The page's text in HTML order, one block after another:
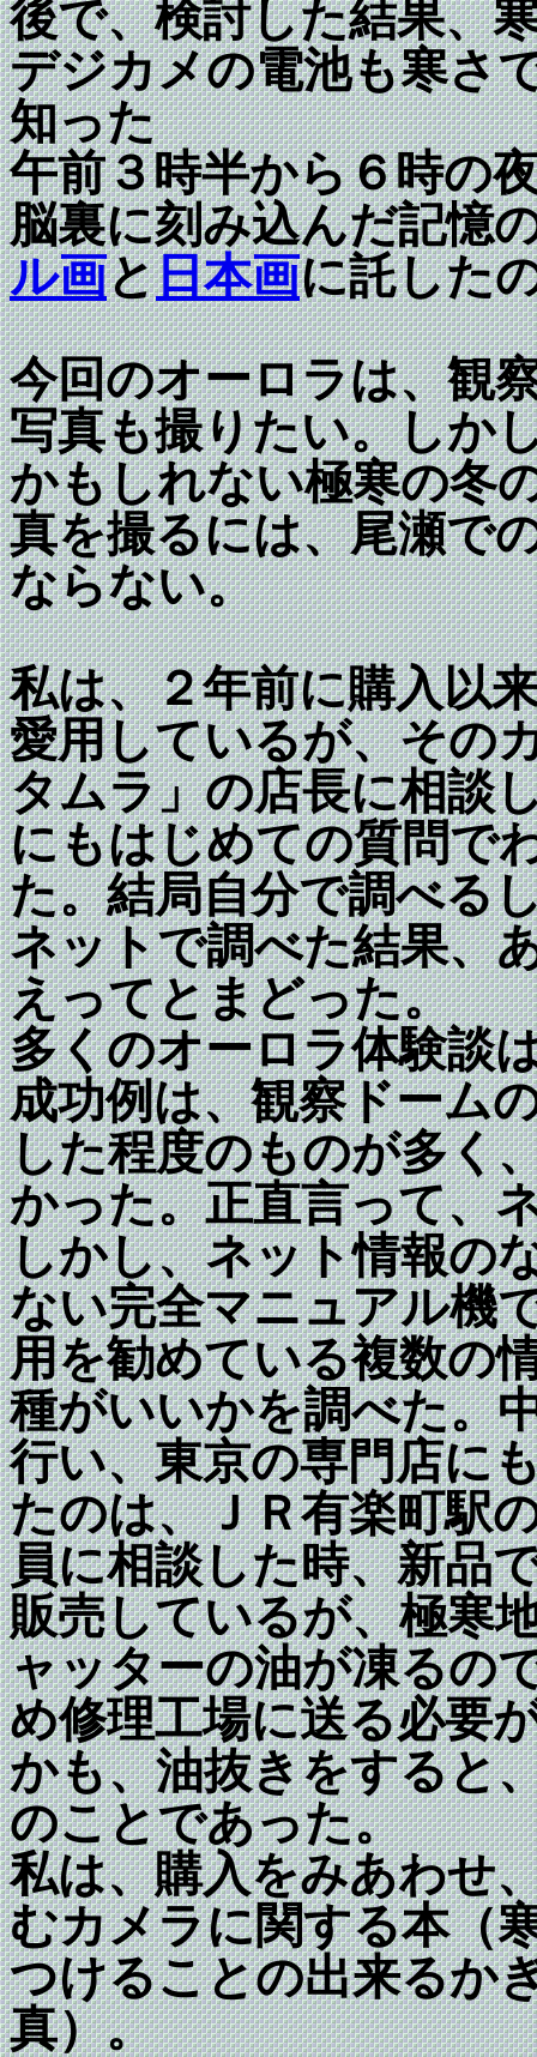
後で、検討した結果、
デジカメの電池も寒さ
知った
午前３時半から６時の
脳裏に刻み込んだ記憶
ル画と日本画に託した
今回のオーロラは、観
写真も撮りたい。しか
かもしれない極寒の冬
真を撮るには、尾瀬で
ならない。
私は、２年前に購入以
愛用しているが、その
タムラ」の店長に相談
にもはじめての質問で
た。結局自分で調べる
ネットで調べた結果、
えってとまどった。
多くのオーロラ体験談
成功例は、観察ドーム
した程度のものが多く
かった。正直言って、
しかし、ネット情報の
ない完全マニュアル機
用を勧めている複数の
種がいいかを調べた。
行い、東京の専門店に
たのは、ＪＲ有楽町駅
員に相談した時、新品
販売しているが、極寒
ャッターの油が凍るの
め修理工場に送る必要
かも、油抜きをすると
のことであった。
私は、購入をみあわせ
むカメラに関する本（
つけることの出来るか
真）。